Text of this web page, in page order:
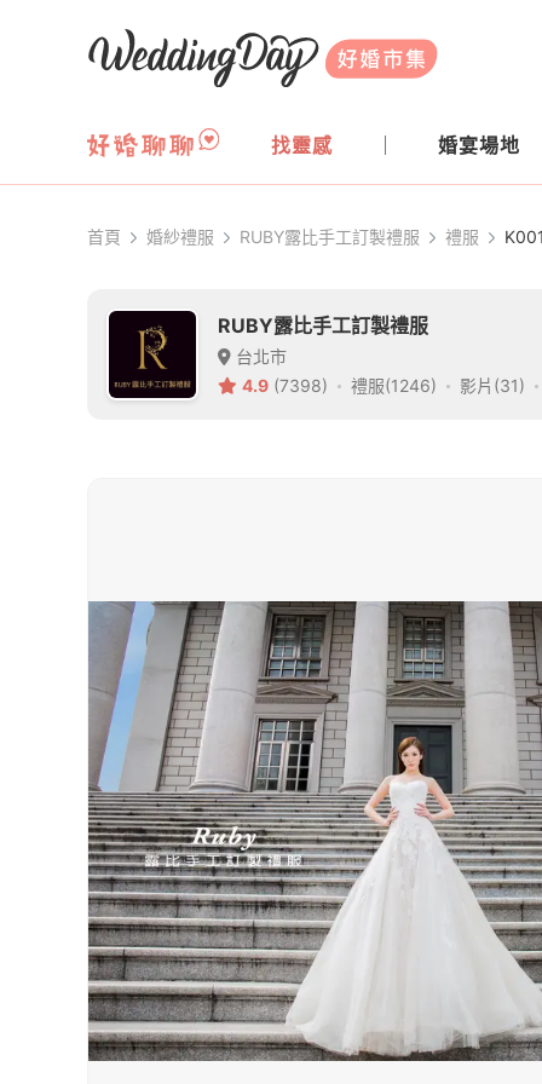
WeddingDay 好婚市集
找靈感 婚宴場地
首頁 婚紗禮服 RUBY露比手工訂製禮服 禮服
RUBY露比手工訂製禮服
台北市
4.9 (7398) 禮服(1246) 影片(31)